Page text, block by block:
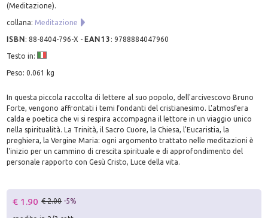
(Meditazione).
collana: Meditazione
ISBN:88-8404-796-X - EAN13 :9788884047960
Testo in:
Peso: 0.061 kg
In questa piccola raccolta di lettere al suo popolo, dell'arcivescovo Bruno
Forte, vengono affrontati i temi fondanti del cristianesimo. L'atmosfera
calda e poetica che vi si respira accompagna il lettore in un viaggio unico
nella spiritualità. La Trinità, il Sacro Cuore, la Chiesa, l'Eucaristia, la
preghiera, la Vergine Maria: ogni argomento trattato nelle meditazioni è
l'inizio per un cammino di crescita spirituale e di approfondimento del
personale rapporto con Gesù Cristo, Luce della vita.
€ 1.90 € 2.00 -5%